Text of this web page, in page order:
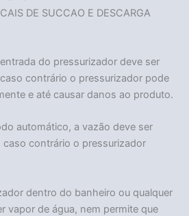
DE SUCCAO E DESCARGA
do pressurizador deve ser
contrário o pressurizador pode
e até causar danos ao produto.
automático, a vazão deve ser
caso contrário o pressurizador
dentro do banheiro ou qualquer
vapor de água, nem permite que